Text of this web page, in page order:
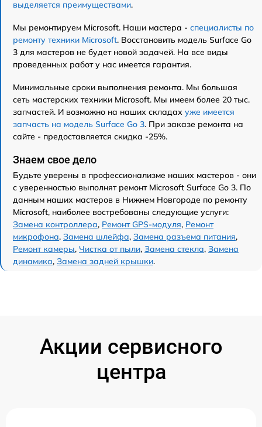
выделяется преимуществами.
Мы ремонтируем Microsoft. Наши мастера - специалисты по
ремонту техники Microsoft. Восстановить модель Surface Go
3 для мастеров не будет новой задачей. На все виды
проведенных работ у нас имеется гарантия.
Минимальные сроки выполнения ремонта. Мы большая
сеть мастерских техники Microsoft. Мы имеем более 20 тыс.
запчастей. И возможно на наших складах уже имеется
запчасть на модель Surface Go 3. При заказе ремонта на
сайте - предоставляется скидка -25%.
Знаем свое дело
Будьте уверены в профессионализме наших мастеров - они
с уверенностью выполнят ремонт Microsoft Surface Go 3. По
данным наших мастеров в Нижнем Новгороде по ремонту
Microsoft, наиболее востребованы следующие услуги:
Замена контроллера, Ремонт GPS-модуля, Ремонт
микрофона, Замена шлейфа, Замена разъема питания,
Ремонт камеры, Чистка от пыли, Замена стекла, Замена
динамика, Замена задней крышки.
Акции сервисного
центра